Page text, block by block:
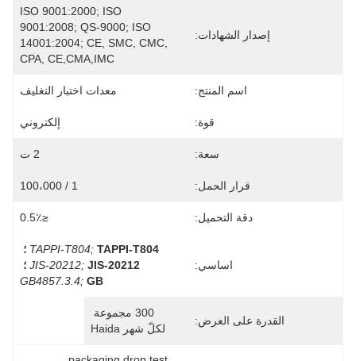
إصدار الشهادات:
ISO 9001:2000; ISO
9001:2008; QS-9000; ISO
14001:2004; CE, SMC, CMC,
CPA, CE,CMA,IMC
اسم المنتج: معدات اختبار التغليف
قوة: إلكتروني
سعة: 2 ت
قرار الحمل: 1 / 100،000
دقة التحميل: ≤0.5٪
اساسي:
TAPPI-T804; TAPPI-T804 ؛
JIS-20212; JIS-20212 ؛
GB4857.3.4; GB
القدرة على العرض:
لكلّ شهر Haida